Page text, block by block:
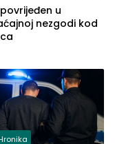
u
nezgodi kod